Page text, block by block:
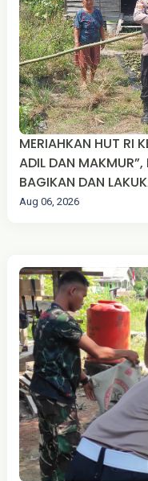
MERIAHKAN HUT RI
ADIL DAN MAKMUR”,
BAGIKAN DAN
MERAH PUTIH
Aug 06, 2026